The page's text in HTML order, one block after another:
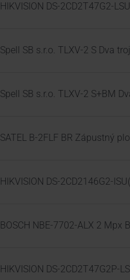
HIKVISION DS-2CD2T47G2-
Spell SB s.r.o. TLXV-2 S Dva
Spell SB s.r.o. TLXV-2 S+BM
SATEL B-2FLF BR Zápustný
HIKVISION DS-2CD2146G2-
BOSCH NBE-7702-ALX 2
HIKVISION DS-2CD2T47G2P-